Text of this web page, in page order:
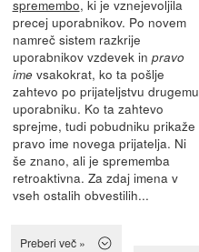
spremembo, ki je vznejevoljila
precej uporabnikov. Po novem
namreč sistem razkrije
uporabnikov vzdevek in pravo
imevsakokrat, ko ta pošlje
zahtevo po prijateljstvu drugemu
uporabniku. Ko ta zahtevo
sprejme, tudi pobudniku prikaže
pravo ime novega prijatelja. Ni
še znano, ali je sprememba
retroaktivna. Za zdaj imena v
vseh ostalih obvestilih...
Preberi več »